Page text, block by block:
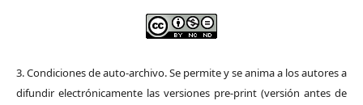
3. Condiciones de auto-archivo. Se permite y se anima a los autores a
difundir electrónicamente las versiones pre-print (versión antes de